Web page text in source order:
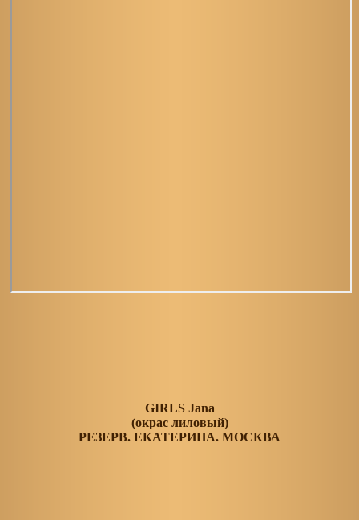
GIRLS Jana
(окрас лиловый)
РЕЗЕРВ. ЕКАТЕРИНА. МОСКВА